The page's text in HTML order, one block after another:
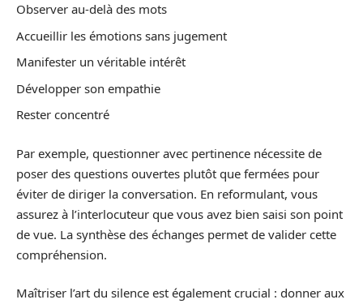
Observer au-delà des mots
Accueillir les émotions sans jugement
Manifester un véritable intérêt
Développer son empathie
Rester concentré
Par exemple, questionner avec pertinence nécessite de
poser des questions ouvertes plutôt que fermées pour
éviter de diriger la conversation. En reformulant, vous
assurez à l’interlocuteur que vous avez bien saisi son point
de vue. La synthèse des échanges permet de valider cette
compréhension.
Maîtriser l’art du silence est également crucial : donner aux